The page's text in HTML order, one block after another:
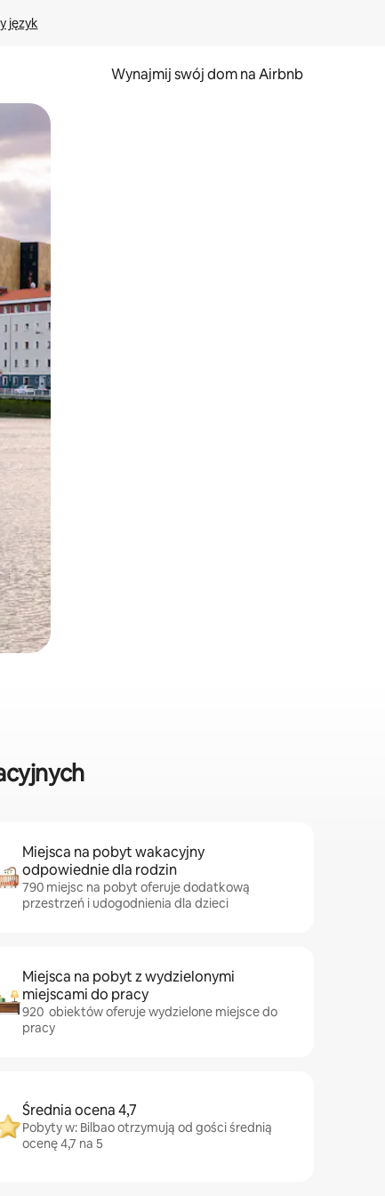
język
Wynajmij swój dom na Airbnb
gestów dotykowych lub przesuwania.
Miejsca na pobyt wakacyjny
odpowiednie dla rodzin
790 miejsc na pobyt oferuje dodatkową
przestrzeń i udogodnienia dla dzieci
Miejsca na pobyt z wydzielonymi
miejscami do pracy
920 obiektów oferuje wydzielone miejsce do
pracy
Średnia ocena 4,7
Pobyty w: Bilbao otrzymują od gości średnią
ocenę 4,7 na 5